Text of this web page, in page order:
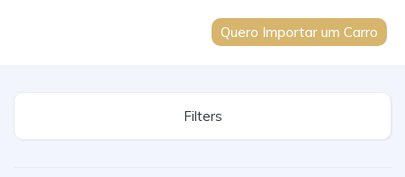
Quero Importar um Carro
Filters